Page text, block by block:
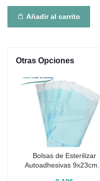
Añadir al carrito
Otras Opciones
Bolsas de Esterilizar
Autoadhesivas 9x23cm 1